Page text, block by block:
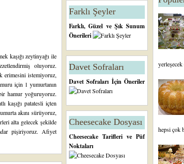
kaşığı zeytinyağı ile
oluyoruz.
erimesini istemiyoruz,
için 1 yumurtanın
hamur yoğuruyoruz.
kaşığı patatesli içten
akını sürüyoruz,
alta gelecek şekilde
pişiriyoruz. Afiyet
Farklı Şeyler
Farklı, Güzel ve Şık Sunum
Önerileri
Davet Sofraları
Davet Sofraları İçin Öneriler
Cheesecake Dosyası
Cheesecake Tarifleri ve Püf
Noktaları
hepsi çok